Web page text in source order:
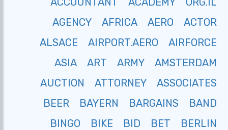
ACTOR
AERO
AFRICA
AGENCY
AIRFORCE
AIRPORT.AERO
ALSACE
AMSTERDAM
ARMY
ART
ASIA
ASSOCIATES
ATTORNEY
AUCTION
BAND
BARGAINS
BAYERN
BEER
BERLIN
BET
BID
BIKE
BINGO